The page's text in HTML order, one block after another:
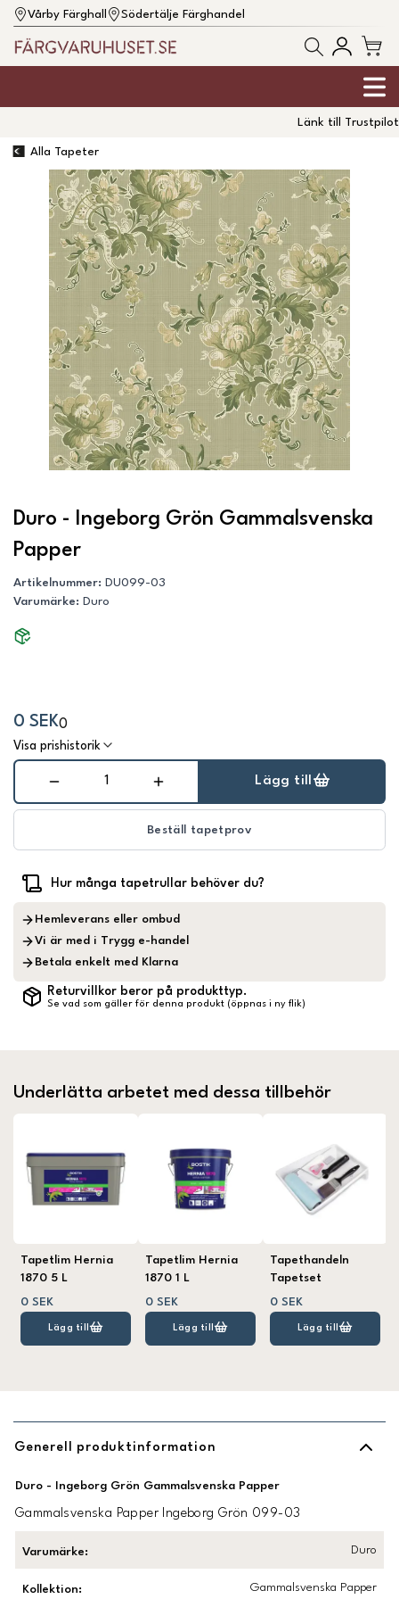
Vårby Färghall Södertälje Färghandel
Länk till Trustpilot
Alla Tapeter
Duro - Ingeborg Grön Gammalsvenska
Papper
Artikelnummer: DU099-03
Varumärke: Duro
0 SEK0
Visa prishistorik
Lägg till
Beställ tapetprov
Hur många tapetrullar behöver du?
Hemleverans eller ombud
Vi är med i Trygg e-handel
Betala enkelt med Klarna
Returvillkor beror på produkttyp.
Se vad som gäller för denna produkt (öppnas i ny flik)
Underlätta arbetet med dessa tillbehör
Tapetlim Hernia
1870 5 L
0 SEK
Lägg till
Tapetlim Hernia
1870 1 L
0 SEK
Lägg till
Tapethandeln
Tapetset
0 SEK
Lägg till
Generell produktinformation
Duro - Ingeborg Grön Gammalsvenska Papper
Gammalsvenska Papper Ingeborg Grön 099-03
Varumärke: Duro
Kollektion: Gammalsvenska Papper